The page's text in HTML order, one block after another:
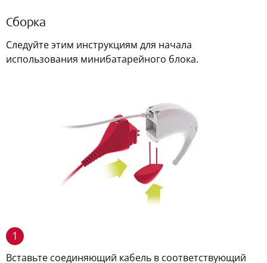
Сборка
Следуйте этим инструкциям для начала
использования минибатарейного блока.
1
Вставьте соединяющий кабель в соответствующий